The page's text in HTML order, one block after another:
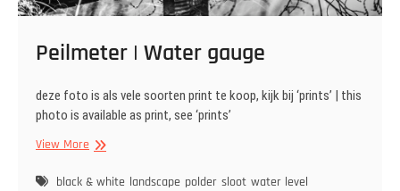
Peilmeter | Water gauge
deze foto is als vele soorten print te koop, kijk bij ‘prints’ | this
photo is available as print, see ‘prints’
View MorePeilmeter
Water
black & white landscape polder sloot water level